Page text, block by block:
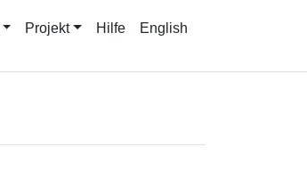
Projekt Hilfe English